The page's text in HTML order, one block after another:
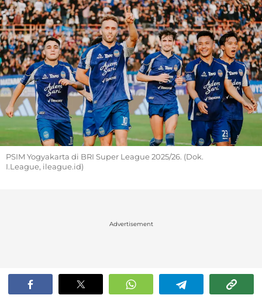
PSIM Yogyakarta di BRI Super League 2025/26. (Dok.
I.League, ileague.id)
Advertisement